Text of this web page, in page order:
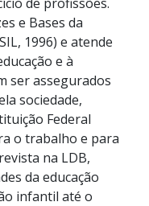
e Bases da
1996) e atende
e à
ser assegurados
sociedade,
Federal
o trabalho e para
na LDB,
da educação
infantil até o